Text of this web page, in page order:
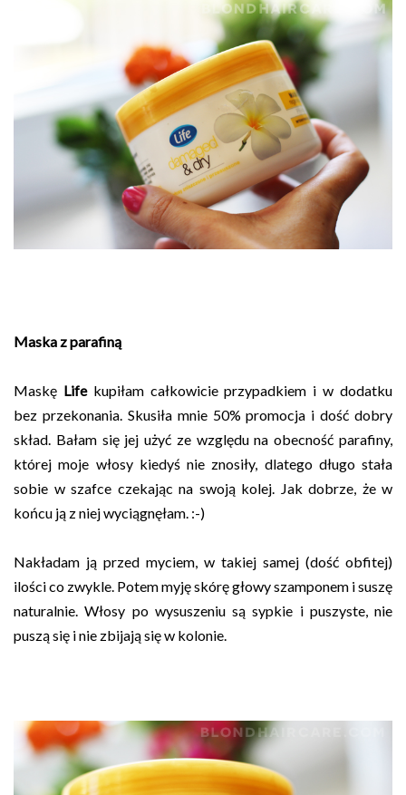
Maska z parafiną
Maskę Lifekupiłam całkowicie przypadkiem i w dodatku
bez przekonania. Skusiła mnie 50% promocja i dość dobry
skład. Bałam się jej użyć ze względu na obecność parafiny,
której moje włosy kiedyś nie znosiły, dlatego długo stała
sobie w szafce czekając na swoją kolej. Jak dobrze, że w
końcu ją z niej wyciągnęłam. :-)
Nakładam ją przed myciem, w takiej samej (dość obfitej)
ilości co zwykle. Potem myję skórę głowy szamponem i suszę
naturalnie. Włosy po wysuszeniu są sypkie i puszyste, nie
puszą się i nie zbijają się w kolonie.